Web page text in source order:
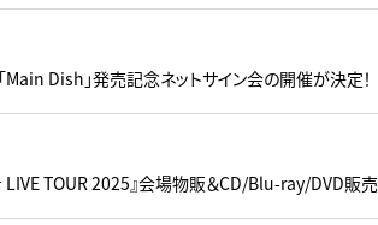
Main Dish」発売記念ネットサイン会の開催が決定！
TOUR 2025』会場物販＆CD/Blu-ray/DVD販売